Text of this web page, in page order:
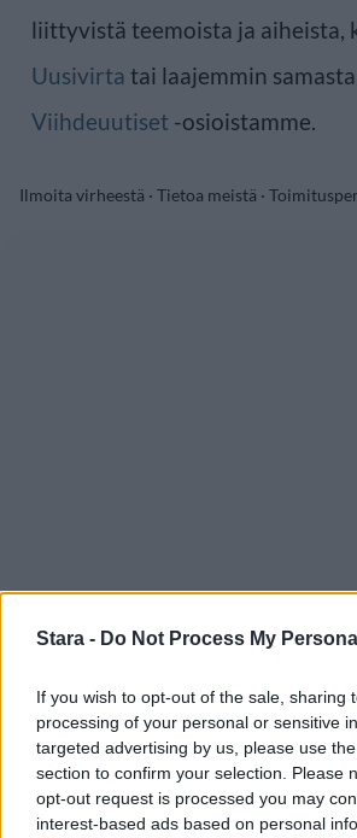
Stara - Do Not Process My
If you wish to opt-out of the sale, sharing
processing of your personal or sensitive
targeted advertising by us, please use
section to confirm your selection. Please
opt-out request is processed you may
interest-based ads based on personal
liittyvistä teemoista ja aiheista,
Uusivirta tai laajemmin
Viihdeuutiset -osioistamme.
Ilmoita virheestä · Tietoa meistä ·